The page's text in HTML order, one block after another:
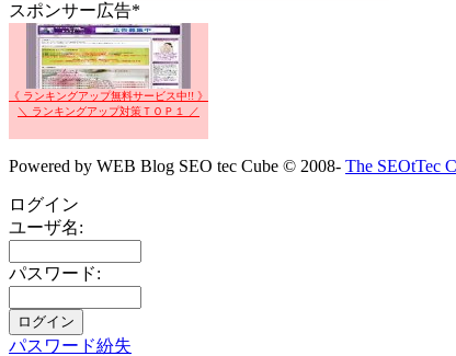
スポンサー広告*
《 ランキングアップ無料サービス中!! 》
＼ ランキングアップ対策ＴＯＰ１ ／
Powered by WEB Blog SEO tec Cube © 2008- The SEOtTec
ログイン
ユーザ名:
パスワード:
パスワード紛失